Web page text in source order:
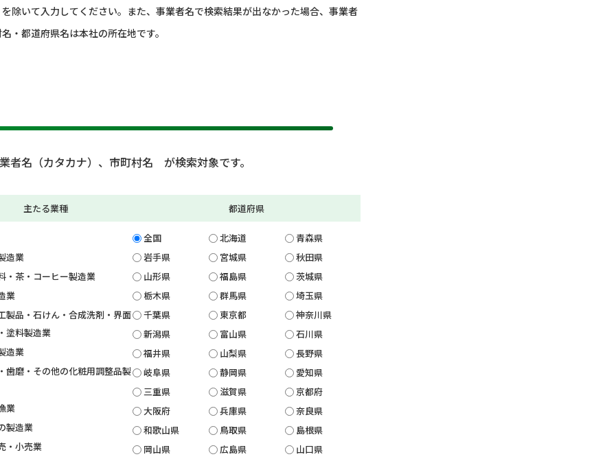
除いて入力してください。また、事業者名で検索結果が出なかった場合、事業者
・都道府県名は本社の所在地です。
者名（カタカナ）、市町村名 が検索対象です。
主たる業種
造業
・茶・コーヒー製造業
業
製品・石けん・合成洗剤・界面
塗料製造業
造業
歯磨・その他の化粧用調整品製
業
製造業
・小売業
都道府県
全国 北海道
青森県
岩手県
宮城県
秋田県
山形県
福島県
茨城県
栃木県
群馬県
埼玉県
千葉県
東京都
神奈川県
新潟県
富山県
石川県
福井県
山梨県
長野県
岐阜県
静岡県
愛知県
三重県
滋賀県
京都府
大阪府
兵庫県
奈良県
和歌山県
鳥取県
島根県
岡山県
広島県
山口県